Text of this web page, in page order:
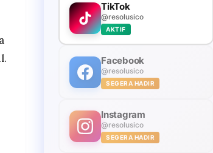
TikTok
@resolusico
AKTIF
Facebook
@resolusico
SEGERA HADIR
Instagram
@resolusico
SEGERA HADIR